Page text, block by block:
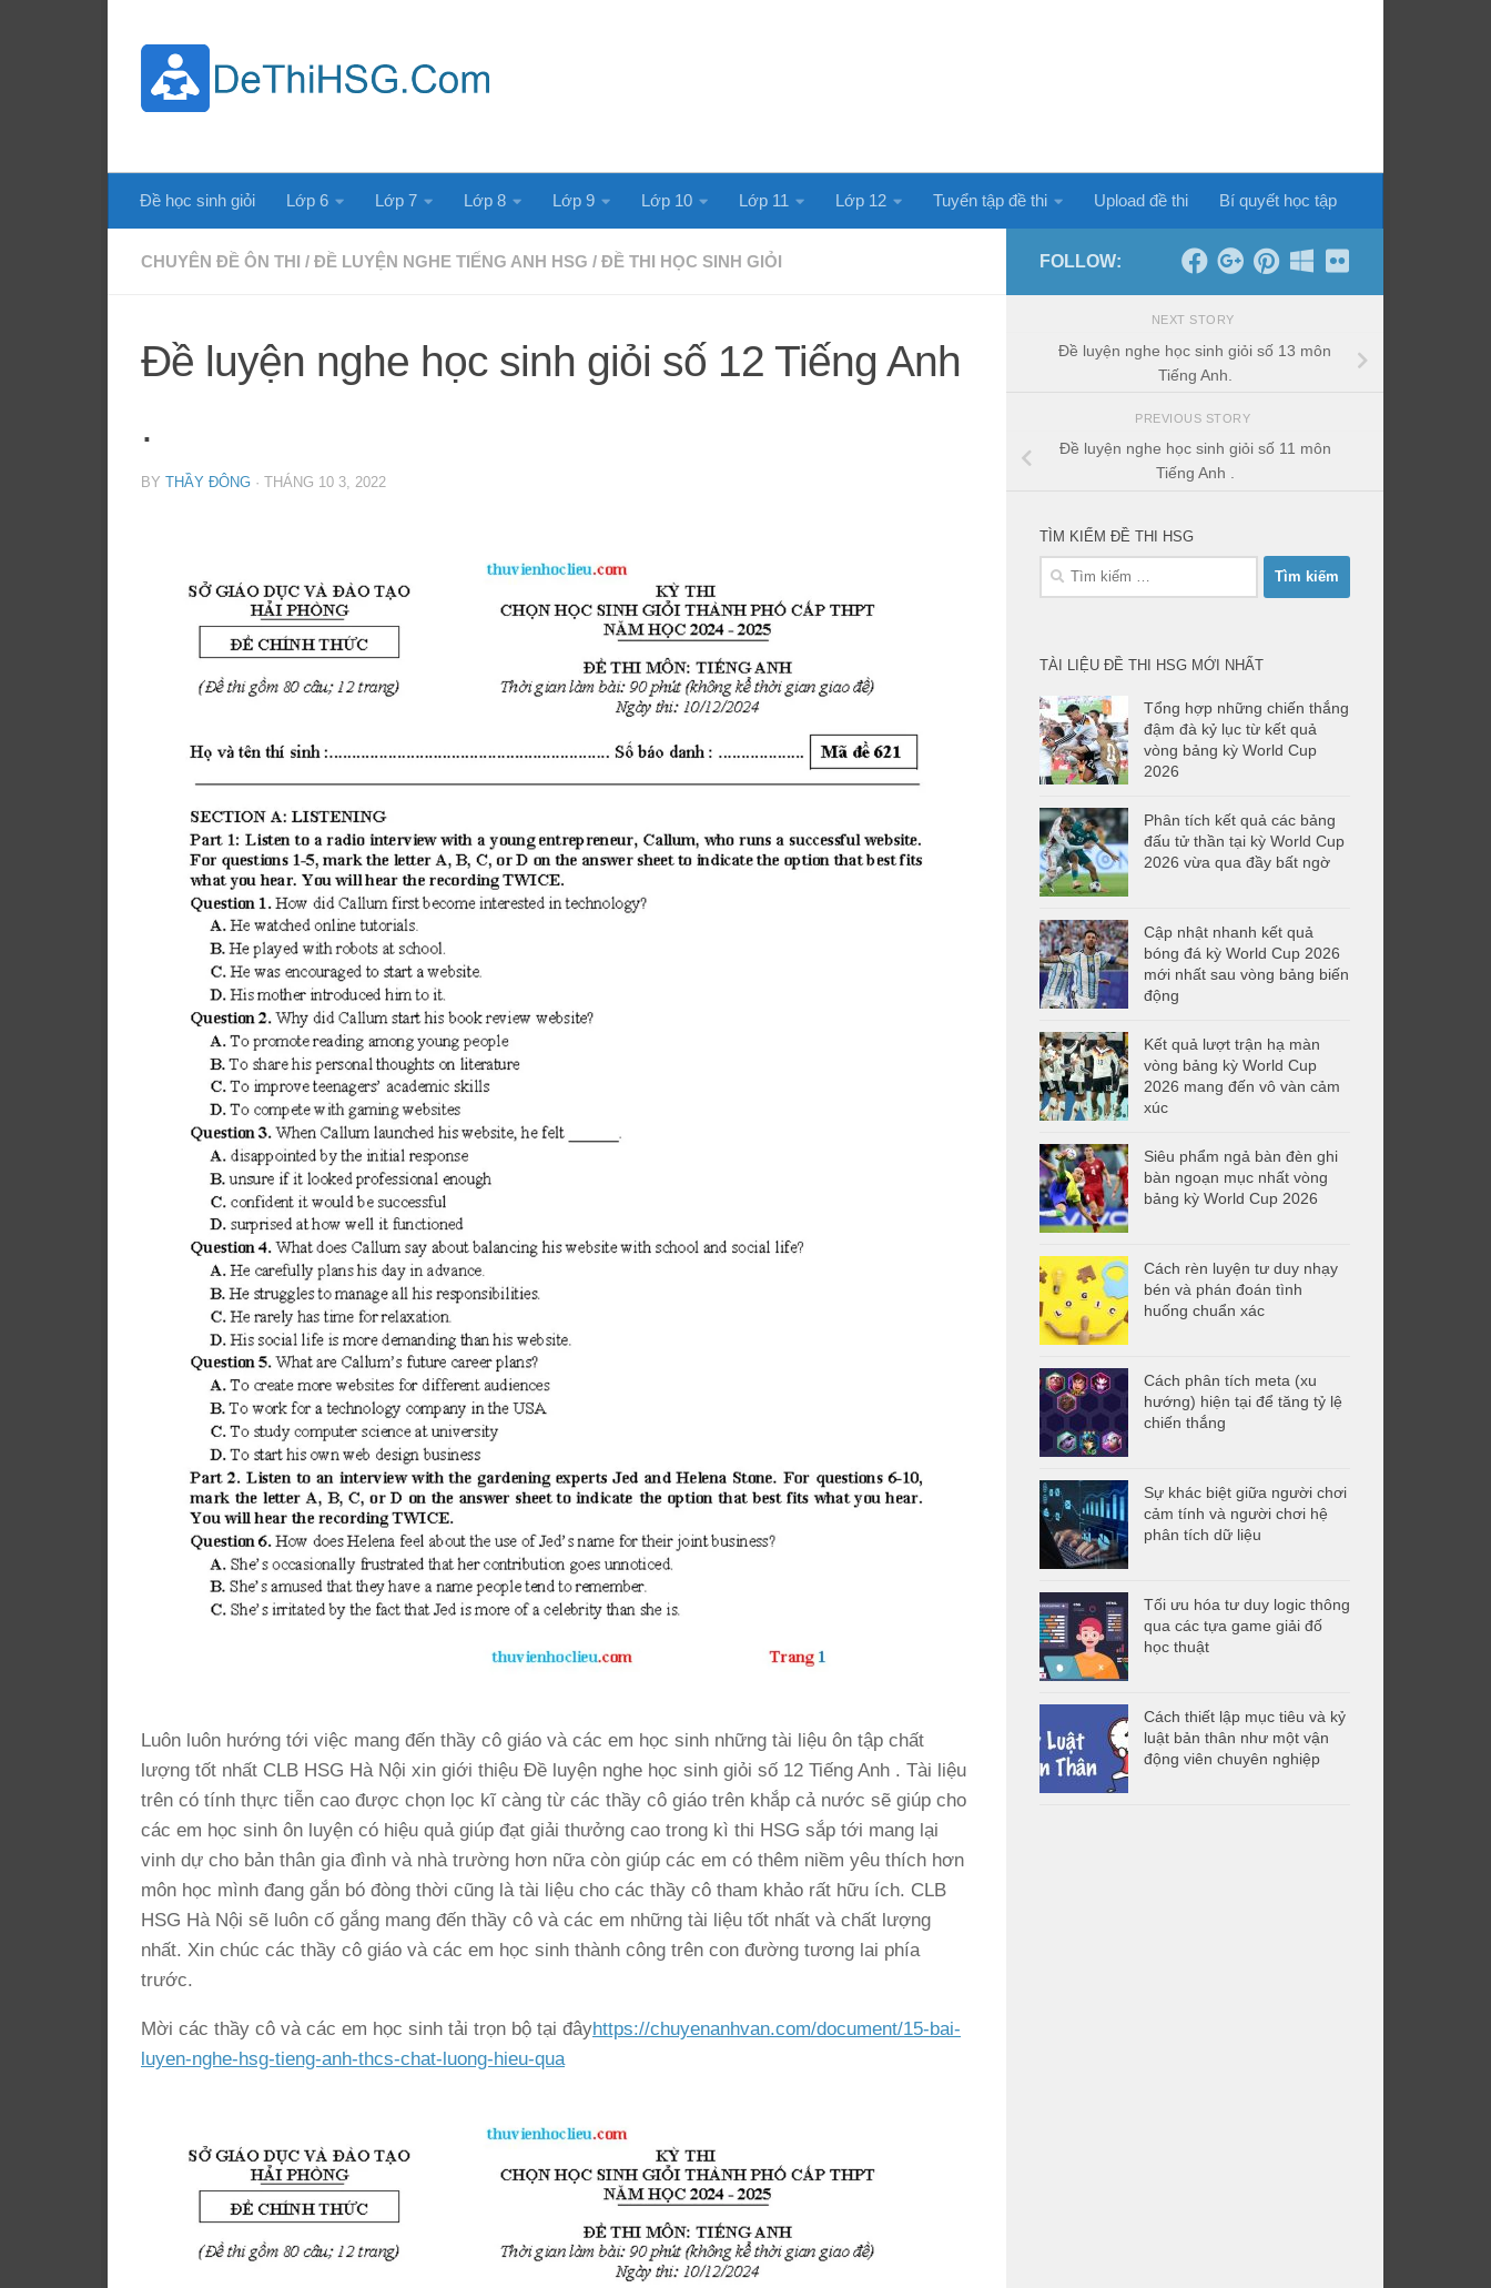
Đề học sinh giỏi Lớp 6 Lớp 7 Lớp 8 Lớp 9 Lớp 10 Lớp 11 Lớp 12 Tuyển tập đề thi Upload đề thi Bí quyết học tập
CHUYÊN ĐỀ ÔN THI / ĐỀ LUYỆN NGHE TIẾNG ANH HSG / ĐỀ THI HỌC SINH GIỎI
Đề luyện nghe học sinh giỏi số 12 Tiếng Anh
.
BY THẦY ĐÔNG · THÁNG 10 3, 2022
Luôn luôn hướng tới việc mang đến thầy cô giáo và các em học sinh những tài liệu ôn tập chất
lượng tốt nhất CLB HSG Hà Nội xin giới thiệu Đề luyện nghe học sinh giỏi số 12 Tiếng Anh . Tài liệu
trên có tính thực tiễn cao được chọn lọc kĩ càng từ các thầy cô giáo trên khắp cả nước sẽ giúp cho
các em học sinh ôn luyện có hiệu quả giúp đạt giải thưởng cao trong kì thi HSG sắp tới mang lại
vinh dự cho bản thân gia đình và nhà trường hơn nữa còn giúp các em có thêm niềm yêu thích hơn
môn học mình đang gắn bó đòng thời cũng là tài liệu cho các thầy cô tham khảo rất hữu ích. CLB
HSG Hà Nội sẽ luôn cố gắng mang đến thầy cô và các em những tài liệu tốt nhất và chất lượng
nhất. Xin chúc các thầy cô giáo và các em học sinh thành công trên con đường tương lai phía
trước.
Mời các thầy cô và các em học sinh tải trọn bộ tại đâyhttps://chuyenanhvan.com/document/15-bai-
luyen-nghe-hsg-tieng-anh-thcs-chat-luong-hieu-qua
FOLLOW:
NEXT STORY
Đề luyện nghe học sinh giỏi số 13 môn
Tiếng Anh.
PREVIOUS STORY
Đề luyện nghe học sinh giỏi số 11 môn
Tiếng Anh .
TÌM KIẾM ĐỀ THI HSG
Tìm
TÀI LIỆU ĐỀ THI HSG MỚI NHẤT
Tổng hợp những chiến thắng
đậm đà kỷ lục từ kết quả
vòng bảng kỳ World Cup
2026
Phân tích kết quả các bảng
đấu tử thần tại kỳ World Cup
2026 vừa qua đầy bất ngờ
Cập nhật nhanh kết quả
bóng đá kỳ World Cup 2026
mới nhất sau vòng bảng biến
động
Kết quả lượt trận hạ màn
vòng bảng kỳ World Cup
2026 mang đến vô vàn cảm
xúc
Siêu phẩm ngả bàn đèn ghi
bàn ngoạn mục nhất vòng
bảng kỳ World Cup 2026
Cách rèn luyện tư duy nhạy
bén và phán đoán tình
huống chuẩn xác
Cách phân tích meta (xu
hướng) hiện tại để tăng tỷ lệ
chiến thắng
Sự khác biệt giữa người chơi
cảm tính và người chơi hệ
phân tích dữ liệu
Tối ưu hóa tư duy logic thông
qua các tựa game giải đố
học thuật
Cách thiết lập mục tiêu và kỷ
luật bản thân như một vận
động viên chuyên nghiệp